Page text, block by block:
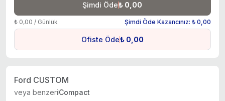
Şimdi Öde₺ 0,00
₺ 0,00 / Günlük Şimdi Öde Kazancınız: ₺ 0,00
Ofiste Öde₺ 0,00
Ford CUSTOM
veya benzeriCompact